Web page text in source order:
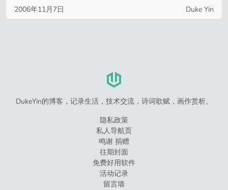
2006年11月7日 Duke Yin
DukeYin的博客，记录生活，技术交流，诗词歌赋，画作赏析。
隐私政策
私人导航页
鸣谢 捐赠
往期封面
免费好用软件
活动记录
留言墙